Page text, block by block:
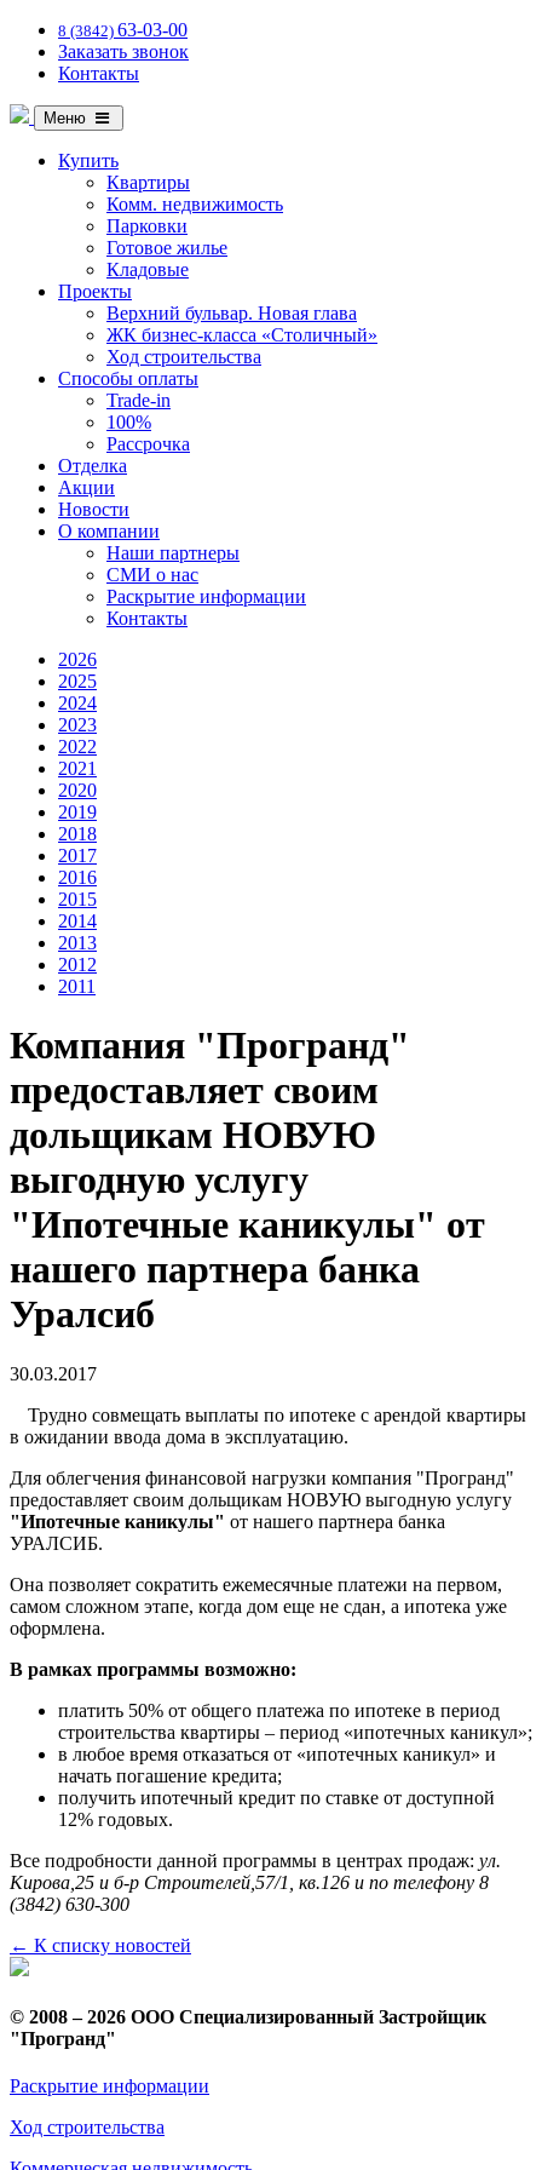
8 (3842) 63-03-00
Заказать звонок
Контакты
Меню
Купить
Квартиры
Комм. недвижимость
Парковки
Готовое жилье
Кладовые
Проекты
Верхний бульвар. Новая глава
ЖК бизнес-класса «Столичный»
Ход строительства
Способы оплаты
Trade-in
100%
Рассрочка
Отделка
Акции
Новости
О компании
Наши партнеры
СМИ о нас
Раскрытие информации
Контакты
2026
2025
2024
2023
2022
2021
2020
2019
2018
2017
2016
2015
2014
2013
2012
2011
Компания "Програнд"
предоставляет своим
дольщикам НОВУЮ
выгодную услугу
"Ипотечные каникулы" от
нашего партнера банка
Уралсиб
30.03.2017
Трудно совмещать выплаты по ипотеке с арендой квартиры
в ожидании ввода дома в эксплуатацию.
Для облегчения финансовой нагрузки компания "Програнд"
предоставляет своим дольщикам НОВУЮ выгодную услугу
"Ипотечные каникулы" от нашего партнера банка
УРАЛСИБ.
Она позволяет сократить ежемесячные платежи на первом,
самом сложном этапе, когда дом еще не сдан, а ипотека уже
оформлена.
В рамках программы возможно:
платить 50% от общего платежа по ипотеке в период
строительства квартиры – период «ипотечных каникул»;
в любое время отказаться от «ипотечных каникул» и
начать погашение кредита;
получить ипотечный кредит по ставке от доступной
12% годовых.
Все подробности данной программы в центрах продаж: ул.
Кирова,25 и б-р Строителей,57/1, кв.126 и по телефону 8
(3842) 630-300
← К списку новостей
© 2008 – 2026 ООО Специализированный Застройщик
"Програнд"
Раскрытие информации
Ход строительства